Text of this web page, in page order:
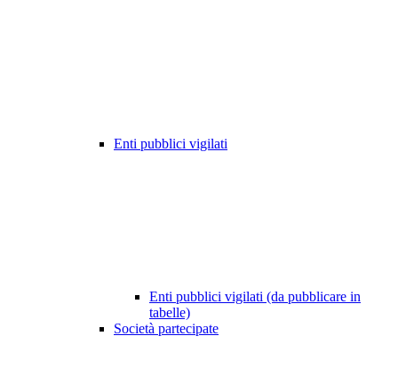
Enti pubblici vigilati
Enti pubblici vigilati (da pubblicare in
tabelle)
Società partecipate